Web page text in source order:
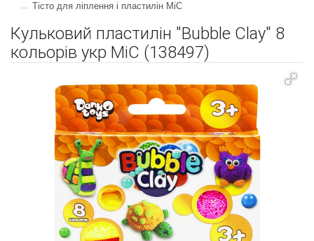
Тісто для ліплення і пластилін MiC
Кульковий пластилін "Bubble Clay" 8
кольорів укр MiC (138497)